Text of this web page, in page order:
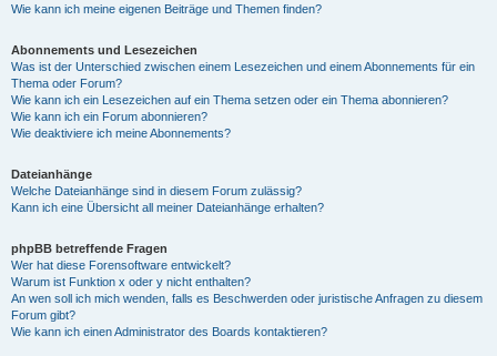
Wie kann ich meine eigenen Beiträge und Themen finden?
Abonnements und Lesezeichen
Was ist der Unterschied zwischen einem Lesezeichen und einem Abonnements für ein
Thema oder Forum?
Wie kann ich ein Lesezeichen auf ein Thema setzen oder ein Thema abonnieren?
Wie kann ich ein Forum abonnieren?
Wie deaktiviere ich meine Abonnements?
Dateianhänge
Welche Dateianhänge sind in diesem Forum zulässig?
Kann ich eine Übersicht all meiner Dateianhänge erhalten?
phpBB betreffende Fragen
Wer hat diese Forensoftware entwickelt?
Warum ist Funktion x oder y nicht enthalten?
An wen soll ich mich wenden, falls es Beschwerden oder juristische Anfragen zu diesem
Forum gibt?
Wie kann ich einen Administrator des Boards kontaktieren?